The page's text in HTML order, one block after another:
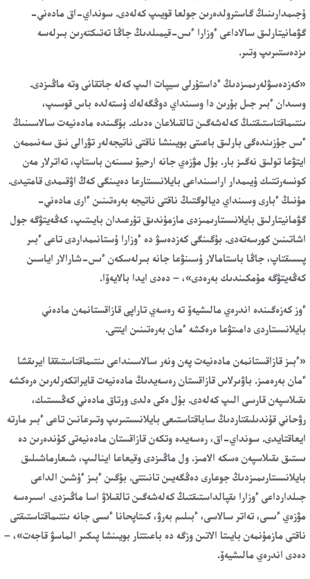
ۇجىمدارىنىڭ گاسترولدەرىن جولعا قويىپ كەلەدى. سونداي-اق مادەني-
گۋمانيتارلىق سالاداعى ءوزارا ءىس-قيمىلدىڭ جاڭا تەتىكتەرىن بىرلەسە
ىزدەستىرىپ وتىر.
«كەزدەسۋلەرىمىزدىڭ ءداستۇرلى سيپات الىپ كەلە جاتقانى وتە ماڭىزدى.
وسىدان ءبىر جىل بۇرىن دا وسىنداي دوڭگەلەك ۇستەلدە باس قوسىپ،
ىنتىماقتاستىقتىڭ كەلەشەگىن تالقىلاعان ەدىك. بۇگىندە مادەنيەت سالاسىنىڭ
ءىس جۇزىندەگى بارلىق باعىتى بويىنشا ناقتى ناتيجەلەر تۋرالى نىق سەنىممەن
ايتۋعا تولىق نەگىز بار. بۇل مۋزەي جانە ارحيۆ ىسىنەن باستاپ، تەاترلار مەن
كونسەرتتىك ۇيىمدار اراسىنداعى بايلانىستارعا دەيىنگى كەڭ اۋقىمدى قامتيدى.
مۇنىڭ ءبارى وسىنداي ديالوگتىڭ ناقتى ناتيجە بەرەتىنىن ءارى مادەني-
گۋمانيتارلىق بايلانىستارىمىزدى مازمۇندىق تۇرعىدان بايىتىپ، كەڭەيتۋگە جول
اشاتىنىن كورسەتەدى. بۇگىنگى كەزدەسۋ دە ءوزارا ۇستانىمداردى تاعى ءبىر
پىسىقتاپ، جاڭا باستامالار ۇسىنۋعا جانە بىرلەسكەن ءىس-شارالار اياسىن
كەڭەيتۋگە مۇمكىندىك بەرەدى»، – دەدى ايدا بالايەۆا.
ءوز كەزەگىندە اندرەي مالىشيەۆ تە رەسەي تاراپى قازاقستانمەن مادەني
بايلانىستاردى دامىتۋعا ەرەكشە ءمان بەرەتىنىن ايتتى.
«ءبىز قازاقستانمەن مادەنيەت پەن ونەر سالاسىنداعى ىنتىماقتاستىققا ايرىقشا
ءمان بەرەمىز. باۋىرلاس قازاقستان رەسەيدىڭ مادەنيەت قايراتكەرلەرىن ەرەكشە
ىقىلاسپەن قارسى الىپ كەلەدى. بۇل ەكى ەلدى ورتاق مادەني كەڭىستىك،
رۋحاني قۇندىلىقتاردىڭ ساباقتاستىعى بايلانىستىرىپ وتىرعانىن تاعى ءبىر مارتە
ايعاقتايدى. سونداي-اق، رەسەيدە وتكەن قازاقستان مادەنيەتى كۇندەرىن دە
ىستىق ىقىلاسپەن ەسكە الامىز. ول ماڭىزدى وقيعاعا اينالىپ، شىعارماشىلىق
بايلانىستارىمىزدىڭ جوعارى دەڭگەيىن تانىتتى. بۇگىن ءبىز ءۇشىن الداعى
جىلدارداعى ءوزارا ىقپالداستىقتىڭ كەلەشەگىن تالقىلاۋ اسا ماڭىزدى. اسىرەسە
مۋزەي ءىسى، تەاتر سالاسى، ءبىلىم بەرۋ، كىتاپحانا ءىسى جانە ىنتىماقتاستىقتى
ناقتى مازمۇنمەن بايىتا الاتىن وزگە دە باعىتتار بويىنشا پىكىر الماسۋ قاجەت»، –
دەدى اندرەي مالىشيەۆ.